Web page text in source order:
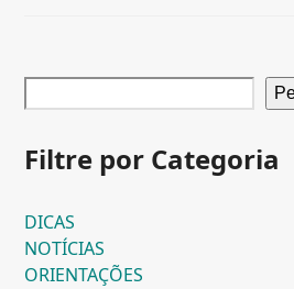
Filtre por Categoria
DICAS
NOTÍCIAS
ORIENTAÇÕES